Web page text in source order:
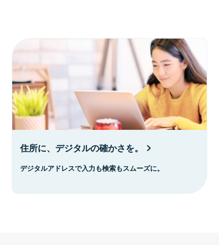
住所に、デジタルの確かさを。
デジタルアドレスで入力も検索もスムーズに。